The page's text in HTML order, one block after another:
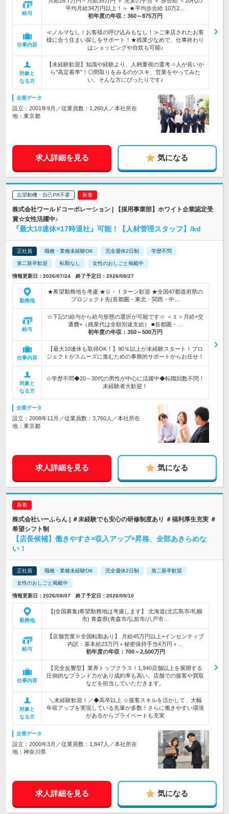
給与
平均月給34万円以上！＞ ★平均歩合給 10万2…
初年度の年収： 360～875万円
仕事内容
≪ノルマなし！お客様の呼び込みもなし！≫ご来店されたお客
様に合う住まい探しをサポート！★残業少なめで、仕事終わり
はショッピングや自炊も可能♪
対象と
なる方
【未経験歓迎】知識や経験より、人柄重視の選考⇒人が良いか
ら"高定着率"！◎間取りをみるのがスキ、営業をやってみた
い、そんな方にぴったりです♪
企業データ
設立：2001年9月／従業員数：1,260人／本社所在
地：東京都
求人詳細を見る 気になる
志望動機・自己PR不要
株式会社ワールドコーポレーション | 【採用事業部】ホワイト企業認定受
賞☆女性活躍中♪
『最大10連休×17時退社』可能！【人材管理スタッフ】/kd
正社員 職種・業種未経験OK 完全週休2日制 学歴不問
第二新卒歓迎 転勤なし 女性のおしごと掲載中
情報更新日：2026/07/24 終了予定日：2026/08/27
勤務地
★希望勤務地を考慮 ★Ｕ・Ｉターン歓迎 ★全国47都道府県の
プロジェクト先(首都圏・東北・関西・中…
給与
☆下記の給与から給与形態の選択が可能です☆ ＜１＞月給+交
通費+（残業代は全額別途支給） ■首都圏・…
初年度の年収： 350～500万円
仕事内容
【最大10連休も取得OK！】90％以上が未経験スタート！プロ
ジェクトがスムーズに進むための事務的サポートからお任せ！
対象と
なる方
☆学歴不問◆20～30代の男性が中心に活躍中◆転職回数不問！
未経験者大歓迎！
企業データ
設立：2008年11月／従業員数：3,760人／本社所在
地：東京都
求人詳細を見る 気になる
株式会社いーふらん | ＃未経験でも安心の研修制度あり ＃福利厚生充実 ＃
希望シフト制
【店長候補】働きやすさ×収入アップ×昇格、全部あきらめな
い！
正社員 職種・業種未経験OK 完全週休2日制 第二新卒歓迎
女性のおしごと掲載中
情報更新日：2026/08/07 終了予定日：2026/09/10
勤務地
【|全国募集|希望勤務地は考慮します】 北海道(北広島市/札幌
市) 青森県(青森市/弘前市/八戸市…
給与
【店舗営業※全国転勤あり】 月給45万円以上+インセンティブ
内訳：基本給23万円＋秘密保持手当4万円＋…
初年度の年収： 700～2,500万円
仕事内容
【完全反響型】業界トップクラス！1,940店舗以上を展開する
圧倒的なブランド力があり成約率も高い。店舗での接客や買取
などを担当していただきます。
対象と
なる方
＼未経験歓迎！／◆高卒以上 ☆接客スキルを活かして、大幅
年収アップを実現している先輩が多数！さらに働きやすい環境
があるからプライベートも充実
企業データ
設立：2000年3月／従業員数：1,847人／本社所在
地：神奈川県
求人詳細を見る 気になる